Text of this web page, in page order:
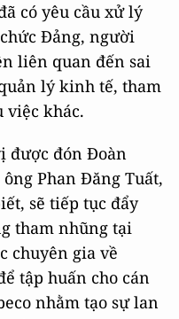
có yêu cầu xử lý
Đảng, người
liên quan đến sai
lý kinh tế, tham
việc khác.
được đón Đoàn
Phan Đăng Tuất,
sẽ tiếp tục đẩy
tham nhũng tại
chuyên gia về
tập huấn cho cán
nhằm tạo sự lan